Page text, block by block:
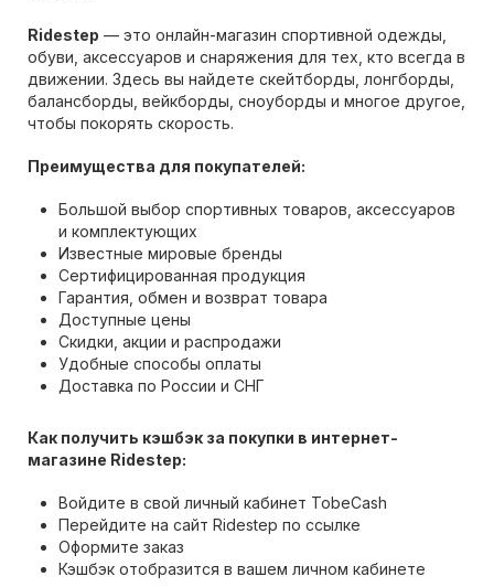
Ridestep — это онлайн-магазин спортивной одежды,
обуви, аксессуаров и снаряжения для тех, кто всегда в
движении. Здесь вы найдете скейтборды, лонгборды,
балансборды, вейкборды, сноуборды и многое другое,
чтобы покорять скорость.
Преимущества для покупателей:
Большой выбор спортивных товаров, аксессуаров
и комплектующих
Известные мировые бренды
Сертифицированная продукция
Гарантия, обмен и возврат товара
Доступные цены
Скидки, акции и распродажи
Удобные способы оплаты
Доставка по России и СНГ
Как получить кэшбэк за покупки в интернет-
магазине Ridestep:
Войдите в свой личный кабинет TobeCash
Перейдите на сайт Ridestep по ссылке
Оформите заказ
Кэшбэк отобразится в вашем личном кабинете